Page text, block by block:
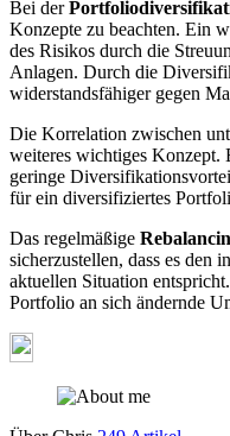
Bei der
Konzepte zu beachten. Ein
des Risikos durch die
Anlagen. Durch die
widerstandsfähiger gegen
Die Korrelation zwischen
weiteres wichtiges Konzept.
geringe
für ein diversifiziertes
Das regelmäßige
sicherzustellen, dass es den
aktuellen Situation
Portfolio an sich ändernde